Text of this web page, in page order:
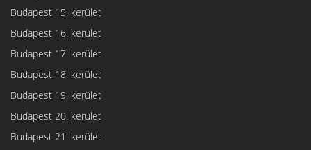
Budapest 15. kerület
Budapest 16. kerület
Budapest 17. kerület
Budapest 18. kerület
Budapest 19. kerület
Budapest 20. kerület
Budapest 21. kerület